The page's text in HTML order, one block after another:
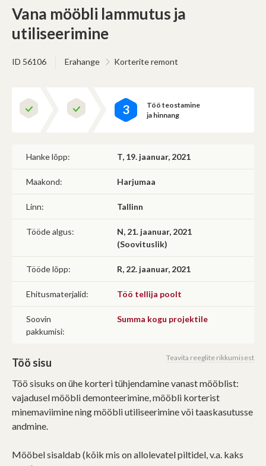
Vana mööbli lammutus ja
utiliseerimine
ID 56106 Erahange Korterite remont
3
Töö teostamine
ja hinnang
Hanke lõpp: T, 19. jaanuar, 2021
Maakond: Harjumaa
Linn: Tallinn
Tööde algus:
N, 21. jaanuar, 2021
(Soovituslik)
Tööde lõpp: R, 22. jaanuar, 2021
Ehitusmaterjalid: Töö tellija poolt
Soovin
pakkumisi:
Summa kogu projektile
Teavita reeglite rikkumisest
Töö sisu
Töö sisuks on ühe korteri tühjendamine vanast mööblist:
vajadusel mööbli demonteerimine, mööbli korterist
minemaviimine ning mööbli utiliseerimine või taaskasutusse
andmine.
Mööbel sisaldab (kõik mis on allolevatel piltidel, v.a. kaks
(Omavalitsus, riigiettevõte, sihtasutus, kool, lasteaed jms)
Saab korraldada hankeid
Ei saa osaleda teistel hangetel